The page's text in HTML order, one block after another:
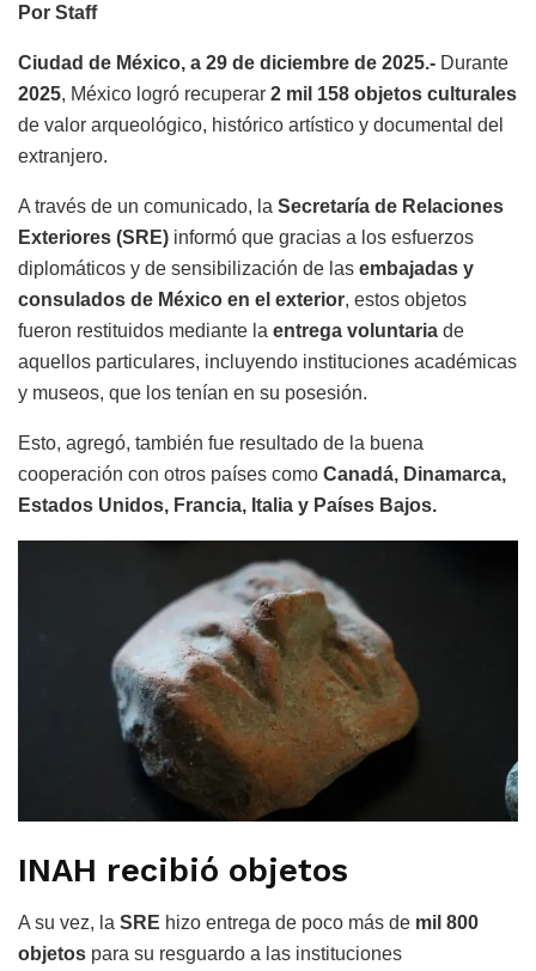
Por Staff
Ciudad de México, a 29 de diciembre de 2025.- Durante
2025, México logró recuperar 2 mil 158 objetos culturales
de valor arqueológico, histórico artístico y documental del
extranjero.
A través de un comunicado, la Secretaría de Relaciones
Exteriores (SRE) informó que gracias a los esfuerzos
diplomáticos y de sensibilización de las embajadas y
consulados de México en el exterior, estos objetos
fueron restituidos mediante la entrega voluntaria de
aquellos particulares, incluyendo instituciones académicas
y museos, que los tenían en su posesión.
Esto, agregó, también fue resultado de la buena
cooperación con otros países como Canadá, Dinamarca,
Estados Unidos, Francia, Italia y Países Bajos.
INAH recibió objetos
A su vez, la SRE hizo entrega de poco más de mil 800
objetos para su resguardo a las instituciones